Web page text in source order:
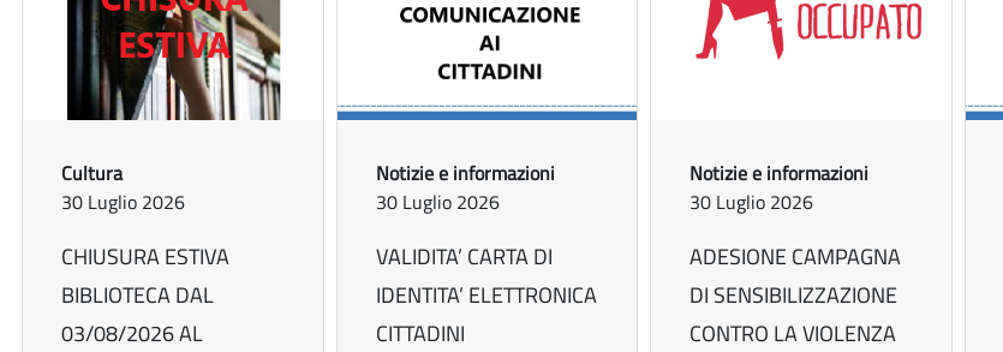
Cultura
30 Luglio 2026
CHIUSURA ESTIVA
BIBLIOTECA DAL
03/08/2026 AL
Notizie e informazioni
30 Luglio 2026
VALIDITA’ CARTA DI
IDENTITA’ ELETTRONICA
CITTADINI
Notizie e informazioni
30 Luglio 2026
ADESIONE CAMPAGNA
DI SENSIBILIZZAZIONE
CONTRO LA VIOLENZA